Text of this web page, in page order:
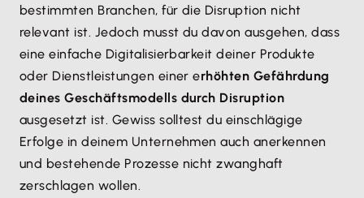
bestimmten Branchen, für die Disruption nicht
relevant ist. Jedoch musst du davon ausgehen, dass
eine einfache Digitalisierbarkeit deiner Produkte
oder Dienstleistungen einer erhöhten Gefährdung
deines Geschäftsmodells durch Disruption
ausgesetzt ist. Gewiss solltest du einschlägige
Erfolge in deinem Unternehmen auch anerkennen
und bestehende Prozesse nicht zwanghaft
zerschlagen wollen.